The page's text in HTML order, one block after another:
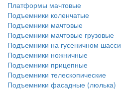
Платформы мачтовые
Подъемники коленчатые
Подъемники мачтовые
Подъемники мачтовые грузовые
Подъемники на гусеничном шасси
Подъемники ножничные
Подъемники прицепные
Подъемники телескопические
Подъемники фасадные (люлька)